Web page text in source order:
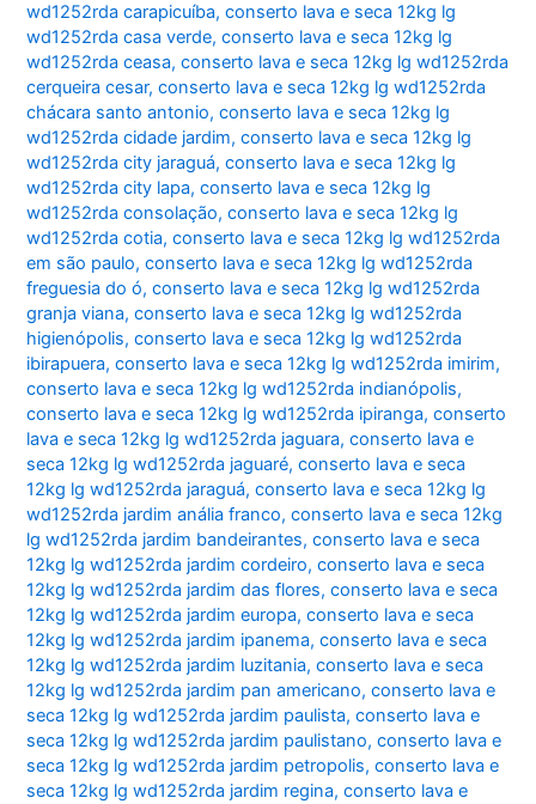
wd1252rda carapicuíba,conserto lava e seca 12kg lg
wd1252rda casa verde,conserto lava e seca 12kg lg
wd1252rda ceasa,conserto lava e seca 12kg lg wd1252rda
cerqueira cesar,conserto lava e seca 12kg lg wd1252rda
chácara santo antonio,conserto lava e seca 12kg lg
wd1252rda cidade jardim,conserto lava e seca 12kg lg
wd1252rda city jaraguá,conserto lava e seca 12kg lg
wd1252rda city lapa,conserto lava e seca 12kg lg
wd1252rda consolação,conserto lava e seca 12kg lg
wd1252rda cotia,conserto lava e seca 12kg lg wd1252rda
em são paulo,conserto lava e seca 12kg lg wd1252rda
freguesia do ó,conserto lava e seca 12kg lg wd1252rda
granja viana,conserto lava e seca 12kg lg wd1252rda
higienópolis,conserto lava e seca 12kg lg wd1252rda
ibirapuera,conserto lava e seca 12kg lg wd1252rda imirim,
conserto lava e seca 12kg lg wd1252rda indianópolis,
conserto lava e seca 12kg lg wd1252rda ipiranga,conserto
lava e seca 12kg lg wd1252rda jaguara,conserto lava e
seca 12kg lg wd1252rda jaguaré,conserto lava e seca
12kg lg wd1252rda jaraguá,conserto lava e seca 12kg lg
wd1252rda jardim anália franco,conserto lava e seca 12kg
lg wd1252rda jardim bandeirantes,conserto lava e seca
12kg lg wd1252rda jardim cordeiro,conserto lava e seca
12kg lg wd1252rda jardim das flores,conserto lava e seca
12kg lg wd1252rda jardim europa,conserto lava e seca
12kg lg wd1252rda jardim ipanema,conserto lava e seca
12kg lg wd1252rda jardim luzitania,conserto lava e seca
12kg lg wd1252rda jardim pan americano,conserto lava e
seca 12kg lg wd1252rda jardim paulista,conserto lava e
seca 12kg lg wd1252rda jardim paulistano,conserto lava e
seca 12kg lg wd1252rda jardim petropolis,conserto lava e
seca 12kg lg wd1252rda jardim regina,conserto lava e